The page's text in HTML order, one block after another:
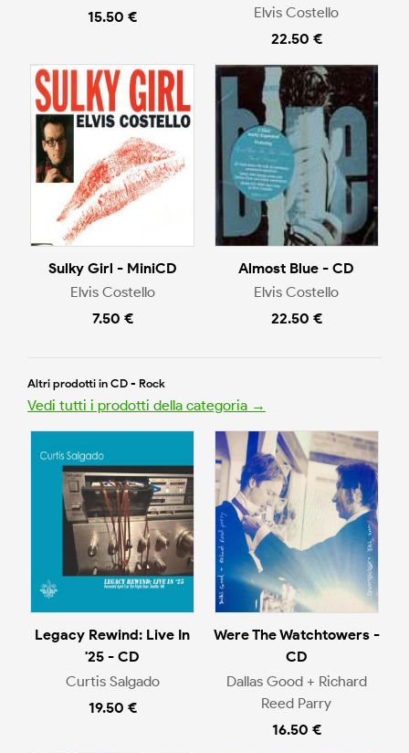
15.50 €
Elvis Costello
22.50 €
Sulky Girl - MiniCD
Elvis Costello
7.50 €
Almost Blue - CD
Elvis Costello
22.50 €
Altri prodotti in CD - Rock
Vedi tutti i prodotti della categoria →
Legacy Rewind: Live In
'25 - CD
Curtis Salgado
19.50 €
Were The Watchtowers -
CD
Dallas Good + Richard
Reed Parry
16.50 €